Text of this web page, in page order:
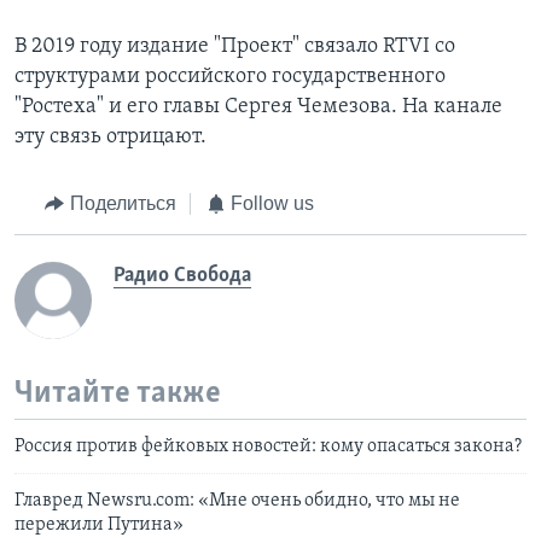
В 2019 году издание "Проект" связало RTVI со
структурами российского государственного
"Ростеха" и его главы Сергея Чемезова. На канале
эту связь отрицают.
Поделиться Follow us
Радио Свобода
Читайте также
Россия против фейковых новостей: кому опасаться закона?
Главред Newsru.com: «Мне очень обидно, что мы не
пережили Путина»